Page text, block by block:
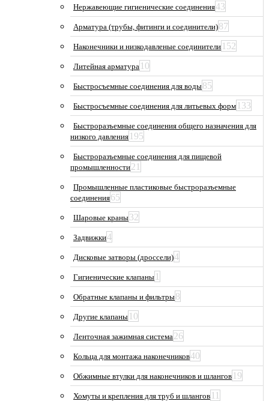
Нержавеющие гигиенические соединения43
Арматура (трубы, фитинги и соединители)87
Наконечники и низкодавленые соединители 152
Литейная арматура 10
Быстросъемные соединения для воды85
Быстросъемные соединения для литьевых форм 133
Быстроразъемные соединения общего назначения для
низкого давления 195
Быстроразъемные соединения для пищевой
промышленности21
Промышленные пластиковые быстроразъемные
соединения65
Шаровые краны32
Задвижки4
Дисковые затворы (дроссели)4
Гигиенические клапаны 1
Обратные клапаны и фильтры8
Другие клапаны 10
Ленточная зажимная система 26
Кольца для монтажа наконечников40
Обжимные втулки для наконечников и шлангов 19
Хомуты и крепления для труб и шлангов 11